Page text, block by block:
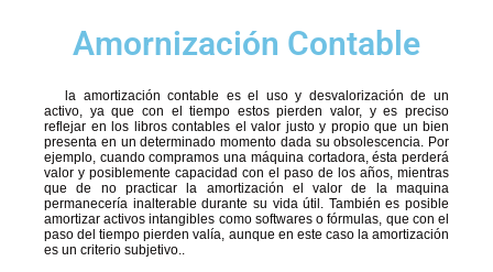
Amornización Contable
la amortización contable es el uso y desvalorización de un
activo, ya que con el tiempo estos pierden valor, y es preciso
reflejar en los libros contables el valor justo y propio que un bien
presenta en un determinado momento dada su obsolescencia. Por
ejemplo, cuando compramos una máquina cortadora, ésta perderá
valor y posiblemente capacidad con el paso de los años, mientras
que de no practicar la amortización el valor de la maquina
permanecería inalterable durante su vida útil. También es posible
amortizar activos intangibles como softwares o fórmulas, que con el
paso del tiempo pierden valía, aunque en este caso la amortización
es un criterio subjetivo..